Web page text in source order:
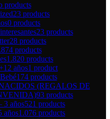
products
23 products
0 products
23 products
28 products
products
1.820 products
años1 product
Bebé174 products
(REGALOS DE
93 products
3 años521 products
años1.076 products